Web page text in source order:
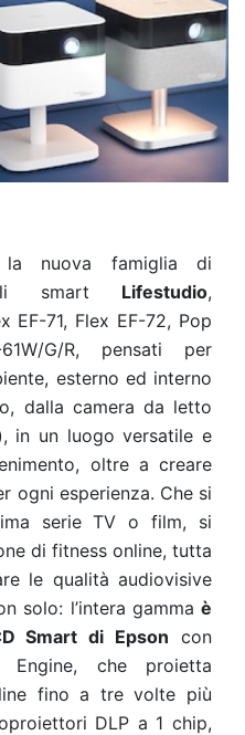
nuova famiglia di
smart Lifestudio,
EF-71, Flex EF-72, Pop
G/R, pensati per
esterno ed interno
dalla camera da letto
in un luogo versatile e
oltre a creare
ogni esperienza. Che si
serie TV o film, si
di fitness online, tutta
le qualità audiovisive
solo: l’intera gamma è
Smart di Epson con
Engine, che proietta
fino a tre volte più
DLP a 1 chip,